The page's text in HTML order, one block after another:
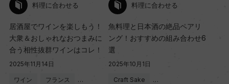
料理に合わせる
居酒屋でワインを楽しもう！
大衆＆おしゃれなおつまみに
合う相性抜群ワインはコレ！
2025年11月14日
ワイン フランス …
料理に合わせる
魚料理と日本酒の絶品ペアリ
ング！おすすめの組み合わせ6
選
2025年10月1日
Craft Sake …